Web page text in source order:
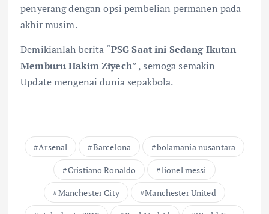
penyerang dengan opsi pembelian permanen pada
akhir musim.
Demikianlah berita “PSG Saat ini Sedang Ikutan
Memburu Hakim Ziyech” , semoga semakin
Update mengenai dunia sepakbola.
Arsenal Barcelona
bolamania nusantara
Cristiano Ronaldo
lionel messi
Manchester City
Manchester United